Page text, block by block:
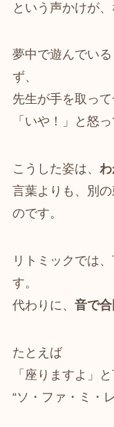
という声かけが
夢中で遊んでい
ず、
先生が手を取っ
「いや！」と怒
こうした姿は、
言葉よりも、別
のです。
リトミックでは
す。
代わりに、 音で
たとえば
「座りますよ」
“ソ・ファ・ミ・